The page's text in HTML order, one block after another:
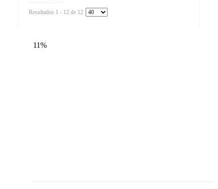
Resultados 1 - 12 de 12
11%